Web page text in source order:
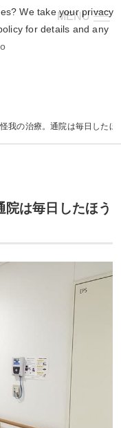
MENU
我の治療。通院は毎日したほ
は毎日したほう
We take your privacy
for details and any